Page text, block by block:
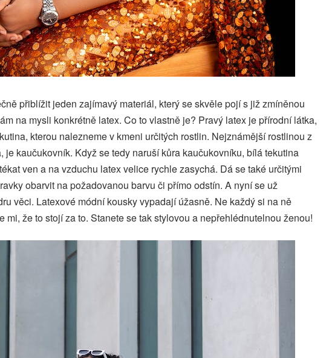
přiblížit jeden zajímavý materiál, který se skvěle pojí s již zmíněnou
na mysli konkrétně latex. Co to vlastně je? Pravý latex je přírodní látka,
kterou nalezneme v kmeni určitých rostlin. Nejznámější rostlinou z
je kaučukovník. Když se tedy naruší kůra kaučukovníku, bílá tekutina
ven a na vzduchu latex velice rychle zasychá. Dá se také určitými
obarvit na požadovanou barvu či přímo odstín. A nyní se už
věci. Latexové módní kousky vypadají úžasně. Ne každý si na ně
mi, že to stojí za to. Stanete se tak stylovou a nepřehlédnutelnou ženou!